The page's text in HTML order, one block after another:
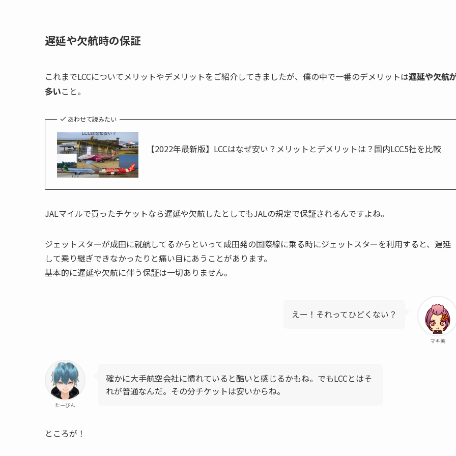
遅延や欠航時の保証
これまでLCCについてメリットやデメリットをご紹介してきましたが、僕の中で一番のデメリットは遅延や欠航
多い こと。
あわせて読みたい
【2022年最新版】LCCはなぜ安い？メリットとデメリットは？国内LCC5社を比較
JALマイルで買ったチケットなら遅延や欠航したとしてもJALの規定で保証されるんですよね。
ジェットスターが成田に就航してるからといって成田発の国際線に乗る時にジェットスターを利用すると、遅延
して乗り継ぎできなかったりと痛い目にあうことがあります。
基本的に遅延や欠航に伴う保証は一切ありません。
マキ美
えー！それってひどくない？
たーびん
確かに大手航空会社に慣れていると酷いと感じるかもね。でもLCCとはそ
れが普通なんだ。その分チケットは安いからね。
ところが！